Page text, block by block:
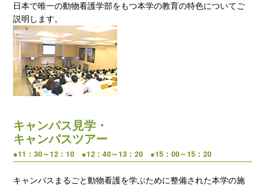
日本で唯一の動物看護学部をもつ本学の教育の特色についてご
説明します。
キャンパス見学・
キャンパスツアー
●11：30～12：10 ●12：40～13：20 ●15：00～15：20
キャンパスまるごと動物看護を学ぶために整備された本学の施